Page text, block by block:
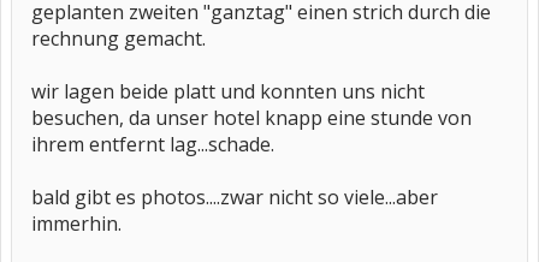
geplanten zweiten "ganztag" einen strich durch die
rechnung gemacht.
wir lagen beide platt und konnten uns nicht
besuchen, da unser hotel knapp eine stunde von
ihrem entfernt lag...schade.
bald gibt es photos....zwar nicht so viele...aber
immerhin.